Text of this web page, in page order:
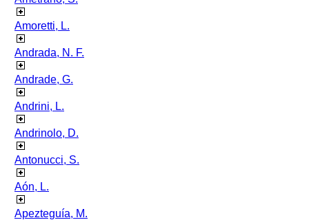
Amoretti, L.
Andrada, N. F.
Andrade, G.
Andrini, L.
Andrinolo, D.
Antonucci, S.
Aón, L.
Apezteguía, M.